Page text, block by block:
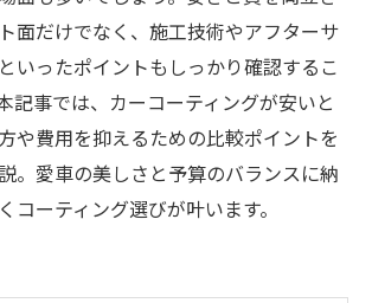
面だけでなく、施工技術やアフターサ
いったポイントもしっかり確認するこ
記事では、カーコーティングが安いと
や費用を抑えるための比較ポイントを
。愛車の美しさと予算のバランスに納
コーティング選びが叶います。